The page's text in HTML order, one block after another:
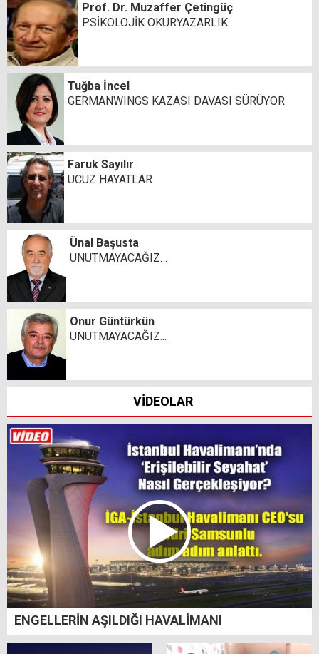
Prof. Dr. Muzaffer Çetingüç
PSİKOLOJİK OKURYAZARLIK
Tuğba İncel
GERMANWINGS KAZASI DAVASI SÜRÜYOR
Faruk Sayılır
UCUZ HAYATLAR
Ünal Başusta
UNUTMAYACAĞIZ…
Onur Güntürkün
UNUTMAYACAĞIZ...
VİDEOLAR
ENGELLERİN AŞILDIĞI HAVALİMANI